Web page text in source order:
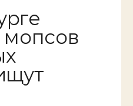
мопсов